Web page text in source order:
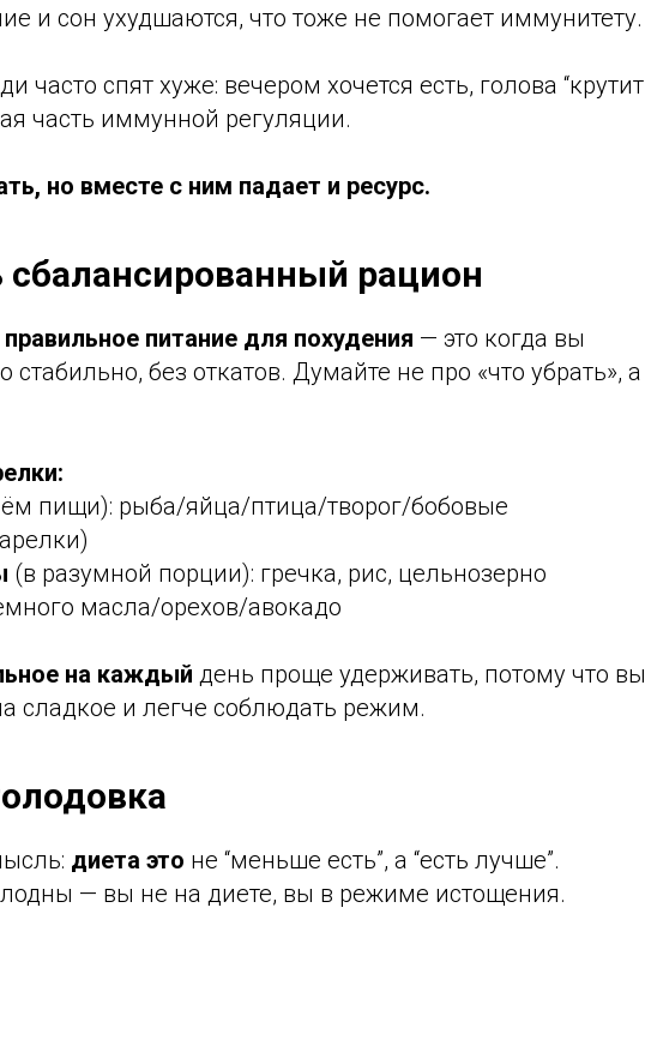
и сон ухудшаются, что тоже не помогает иммунитету.
часто спят хуже: вечером хочется есть, голова “крутит
часть иммунной регуляции.
но вместе с ним падает и ресурс.
сбалансированный рацион
правильное питание для похудения — это когда вы
стабильно, без откатов. Думайте не про «что убрать», а
пищи): рыба/яйца/птица/творог/бобовые
(в разумной порции): гречка, рис, цельнозерно
масла/орехов/авокадо
на каждый день проще удерживать, потому что вы
сладкое и легче соблюдать режим.
диета это не “меньше есть”, а “есть лучше”.
— вы не на диете, вы в режиме истощения.